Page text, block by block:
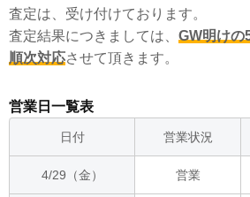
査定は、受け付けております。
査定結果につきましては、 GW明けの
順次対応させて頂きます。
営業日一覧表
日付 営業状況
4/29（金） 営業